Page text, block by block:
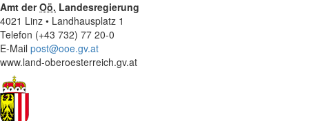
Amt derOö. Landesregierung
4021 Linz • Landhausplatz 1
Telefon (+43 732) 77 20-0
E-Mail post@ooe.gv.at
www.land-oberoesterreich.gv.at